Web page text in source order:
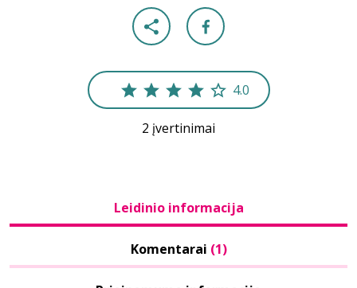
4.0
2 įvertinimai
Leidinio informacija
Komentarai (1)